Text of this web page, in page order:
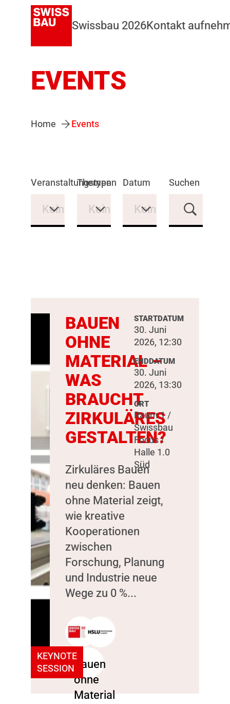
Swissbau 2026Kontakt
EVENTS
Home Events
Veranstaltungstypen
Keine Auswahl
Themen
Keine Auswahl
Datum
Keine Auswahl
Suchen
KEYNOTE
SESSION
BAUEN
OHNE
MATERIAL –
WAS
BRAUCHT
ZIRKULÄRES
GESTALTEN?
Zirkuläres Bauen
neu denken: Bauen
ohne Material zeigt,
wie kreative
Kooperationen
zwischen
Forschung, Planung
und Industrie neue
Wege zu 0 %...
STARTDATUM
30. Juni
2026, 12:30
ENDDATUM
30. Juni
2026, 13:30
ORT
Raum 1 /
Swissbau
Focus /
Halle 1.0
Süd